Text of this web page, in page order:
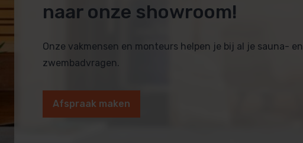
naar onze showroom!
Onze vakmensen en monteurs helpen je bij al je sauna- en
zwembadvragen.
Afspraak maken